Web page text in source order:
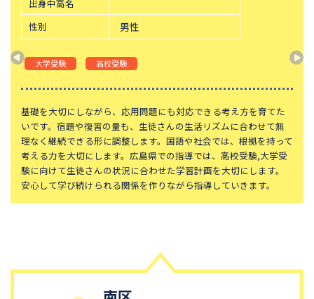
東山中学校
山手学院中学校
函館ラ・サール中学校
城北中学校
神奈川大学附属中学校
法政大学第二中学校
品川女子学院中等部
東京都立桜修館中等教育学校
学習院中等科
頌栄女子学院中学校
田園調布学園中等部
江戸川学園取手中学校
山脇学園中学校
恵泉女学園中学校
千代田区立九段中等教育学校
大妻中学校
滝中学校
中央大学附属中学校
桐蔭学園中等教育学校
問題にも対応できる考え方を育てた
生徒さんの生活リズムに合わせて無
ます。国語や社会では、根拠を持って
島県での指導では、高校受験,大学受
合わせた学習計画を大切にします。
を作りながら指導していきます。
高校受験
一人ひとりに合った学び方を
だと考えています。宿題や復
わせて無理なく継続できる形
拠を持って考える力を大切に
験,高校受験に向けて生徒さん
します。苦手を少しずつ減ら